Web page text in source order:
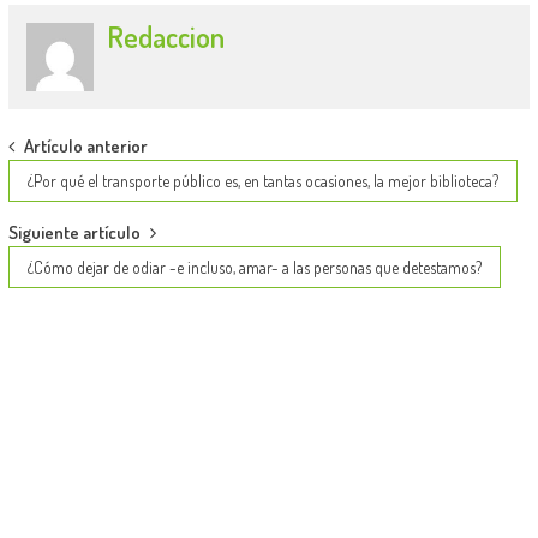
Redaccion
Post
navigation
Artículo anterior
¿Por qué el transporte público es, en tantas ocasiones, la mejor biblioteca?
Siguiente artículo
¿Cómo dejar de odiar -e incluso, amar- a las personas que detestamos?